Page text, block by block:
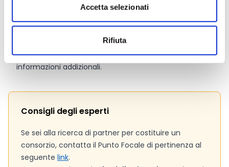
Accetta selezionati
Rifiuta
Pagina web per formulari e documenti
CALL ID: EUBA-EFSA-2025-PLANTS-01
Si consiglia di consultare regolarmente il sito web
ufficiale del bando per gli aggiornamenti e le
informazioni addizionali.
Consigli degli esperti
Se sei alla ricerca di partner per costituire un
consorzio, contatta il Punto Focale di pertinenza al
seguente link.